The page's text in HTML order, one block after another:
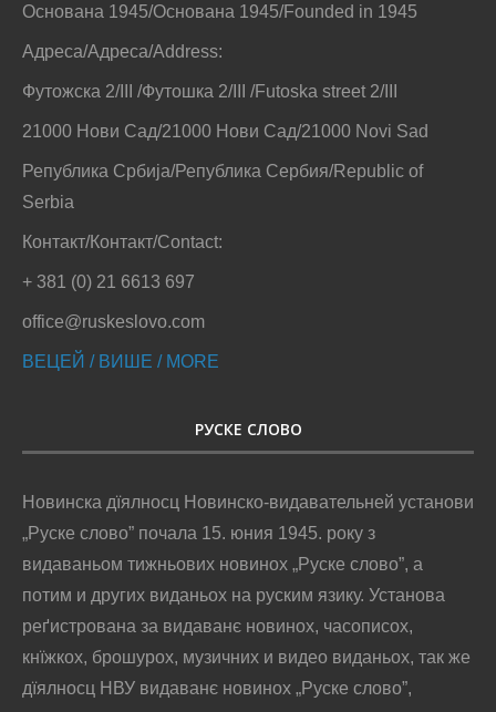
Основана 1945/Основана 1945/Founded in 1945
Адреса/Адреса/Address:
Футожска 2/III /Футошка 2/III /Futoska street 2/III
21000 Нови Сад/21000 Нови Сад/21000 Novi Sad
Република Србија/Република Сербия/Republic of
Serbia
Контакт/Контакт/Contact:
+ 381 (0) 21 6613 697
office@ruskeslovo.com
ВЕЦЕЙ / ВИШЕ / MORE
РУСКЕ СЛОВО
Новинска дїялносц Новинско-видавательней установи
„Руске слово” почала 15. юния 1945. року з
видаваньом тижньових новинох „Руске слово”, а
потим и других виданьох на руским язику. Установа
реґистрована за видаванє новинох, часописох,
кнїжкох, брошурох, музичних и видео виданьох, так же
дїялносц НВУ видаванє новинох „Руске слово”,